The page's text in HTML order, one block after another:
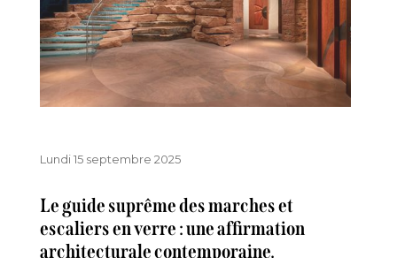
Lundi 15 septembre 2025
Le guide suprême des marches et
escaliers en verre : une affirmation
architecturale contemporaine.